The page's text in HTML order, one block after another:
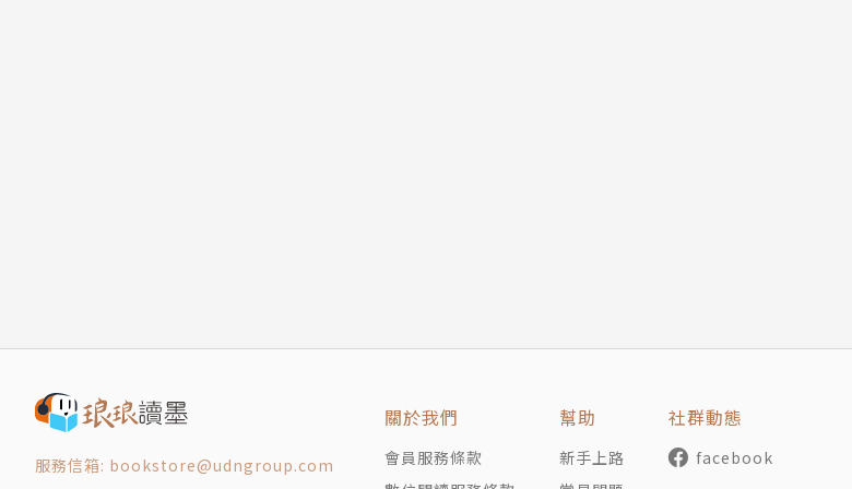
服務信箱: bookstore@udngroup.com
關於我們
會員服務條款
幫助
新手上路
社群動態
facebook